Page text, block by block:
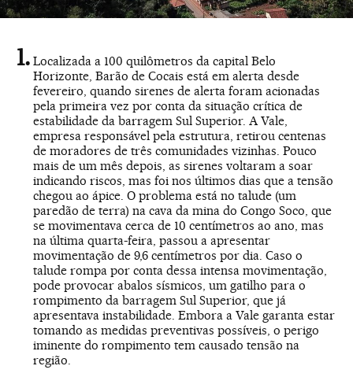
Localizada a 100 quilômetros da capital Belo
Horizonte, Barão de Cocais está em alerta desde
fevereiro, quando sirenes de alerta foram acionadas
pela primeira vez por conta da situação crítica de
estabilidade da barragem Sul Superior. A Vale,
empresa responsável pela estrutura, retirou centenas
de moradores de três comunidades vizinhas. Pouco
mais de um mês depois, as sirenes voltaram a soar
indicando riscos, mas foi nos últimos dias que a tensão
chegou ao ápice. O problema está no talude (um
paredão de terra) na cava da mina do Congo Soco, que
se movimentava cerca de 10 centímetros ao ano, mas
na última quarta-feira, passou a apresentar
movimentação de 9,6 centímetros por dia. Caso o
talude rompa por conta dessa intensa movimentação,
pode provocar abalos sísmicos, um gatilho para o
rompimento da barragem Sul Superior, que já
apresentava instabilidade. Embora a Vale garanta estar
tomando as medidas preventivas possíveis, o perigo
iminente do rompimento tem causado tensão na
região.